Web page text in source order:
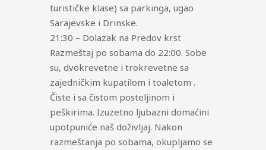
turističke klase) sa parkinga, ugao
Sarajevske i Drinske.
21:30 – Dolazak na Predov krst
Razmeštaj po sobama do 22:00. Sobe
su, dvokrevetne i trokrevetne sa
zajedničkim kupatilom i toaletom .
Čiste i sa čistom posteljinom i
peškirima. Izuzetno ljubazni domaćini
upotpuniće naš doživljaj. Nakon
razmeštanja po sobama, okupljamo se